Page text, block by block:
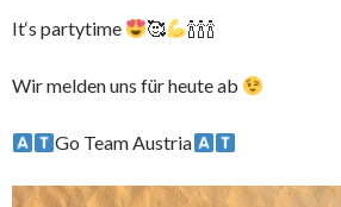
It‘s partytime 🥰 🍾🍾🍾
Wir melden uns für heute ab
Go Team Austria